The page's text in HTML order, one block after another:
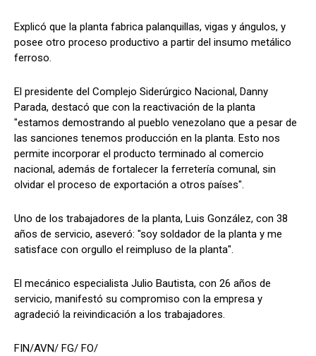
Explicó que la planta fabrica palanquillas, vigas y ángulos, y
posee otro proceso productivo a partir del insumo metálico
ferroso.
El presidente del Complejo Siderúrgico Nacional, Danny
Parada, destacó que con la reactivación de la planta
"estamos demostrando al pueblo venezolano que a pesar de
las sanciones tenemos producción en la planta. Esto nos
permite incorporar el producto terminado al comercio
nacional, además de fortalecer la ferretería comunal, sin
olvidar el proceso de exportación a otros países".
Uno de los trabajadores de la planta, Luis González, con 38
años de servicio, aseveró: "soy soldador de la planta y me
satisface con orgullo el reimpluso de la planta".
El mecánico especialista Julio Bautista, con 26 años de
servicio, manifestó su compromiso con la empresa y
agradeció la reivindicación a los trabajadores.
FIN/AVN/ FG/ FO/